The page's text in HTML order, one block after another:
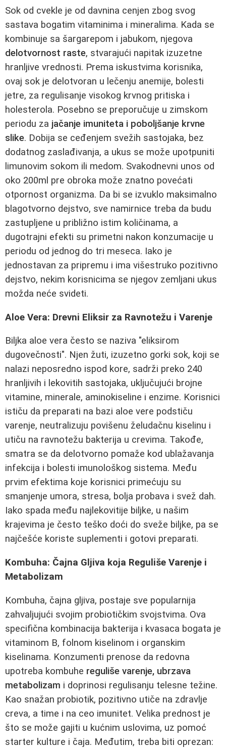
Sok od cvekle je od davnina cenjen zbog svog
sastava bogatim vitaminima i mineralima. Kada se
kombinuje sa šargarepom i jabukom, njegova
delotvornost raste, stvarajući napitak izuzetne
hranljive vrednosti. Prema iskustvima korisnika,
ovaj sok je delotvoran u lečenju anemije, bolesti
jetre, za regulisanje visokog krvnog pritiska i
holesterola. Posebno se preporučuje u zimskom
periodu za jačanje imuniteta i poboljšanje krvne
slike. Dobija se ceđenjem svežih sastojaka, bez
dodatnog zaslađivanja, a ukus se može upotpuniti
limunovim sokom ili medom. Svakodnevni unos od
oko 200ml pre obroka može znatno povećati
otpornost organizma. Da bi se izvuklo maksimalno
blagotvorno dejstvo, sve namirnice treba da budu
zastupljene u približno istim količinama, a
dugotrajni efekti su primetni nakon konzumacije u
periodu od jednog do tri meseca. Iako je
jednostavan za pripremu i ima višestruko pozitivno
dejstvo, nekim korisnicima se njegov zemljani ukus
možda neće svideti.
Aloe Vera: Drevni Eliksir za Ravnotežu i Varenje
Biljka aloe vera često se naziva "eliksirom
dugovečnosti". Njen žuti, izuzetno gorki sok, koji se
nalazi neposredno ispod kore, sadrži preko 240
hranljivih i lekovitih sastojaka, uključujući brojne
vitamine, minerale, aminokiseline i enzime. Korisnici
ističu da preparati na bazi aloe vere podstiču
varenje, neutralizuju povišenu želudačnu kiselinu i
utiču na ravnotežu bakterija u crevima. Takođe,
smatra se da delotvorno pomaže kod ublažavanja
infekcija i bolesti imunološkog sistema. Među
prvim efektima koje korisnici primećuju su
smanjenje umora, stresa, bolja probava i svež dah.
Iako spada među najlekovitije biljke, u našim
krajevima je često teško doći do sveže biljke, pa se
najčešće koriste suplementi i gotovi preparati.
Kombuha: Čajna Gljiva koja Reguliše Varenje i
Metabolizam
Kombuha, čajna gljiva, postaje sve popularnija
zahvaljujući svojim probiotičkim svojstvima. Ova
specifična kombinacija bakterija i kvasaca bogata je
vitaminom B, folnom kiselinom i organskim
kiselinama. Konzumenti prenose da redovna
upotreba kombuhe reguliše varenje, ubrzava
metabolizam i doprinosi regulisanju telesne težine.
Kao snažan probiotik, pozitivno utiče na zdravlje
creva, a time i na ceo imunitet. Velika prednost je
što se može gajiti u kućnim uslovima, uz pomoć
starter kulture i čaja. Međutim, treba biti oprezan: